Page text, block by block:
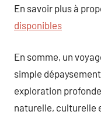
En savoir plus à
disponibles
En somme, un
simple
exploration
naturelle, culturelle